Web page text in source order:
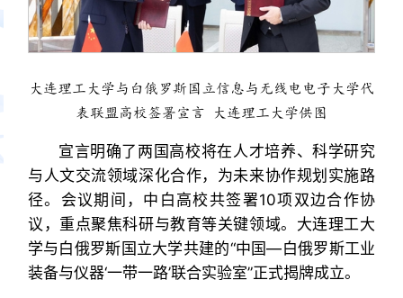
大连理工大学与白俄罗斯国立信息与无线电电子大学代
表联盟高校签署宣言 大连理工大学供图
宣言明确了两国高校将在人才培养、科学研究
与人文交流领域深化合作，为未来协作规划实施路
径。会议期间，中白高校共签署10项双边合作协
议，重点聚焦科研与教育等关键领域。大连理工大
学与白俄罗斯国立大学共建的“中国—白俄罗斯工业
装备与仪器‘一带一路’联合实验室”正式揭牌成立。